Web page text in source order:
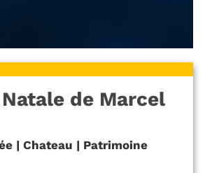
de Marcel
| Chateau | Patrimoine